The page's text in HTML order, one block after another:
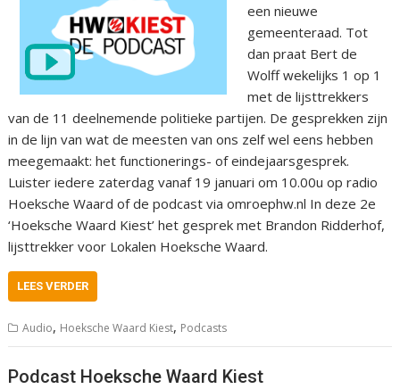
een nieuwe
gemeenteraad. Tot
dan praat Bert de
Wolff wekelijks 1 op 1
met de lijsttrekkers
van de 11 deelnemende politieke partijen. De gesprekken zijn
in de lijn van wat de meesten van ons zelf wel eens hebben
meegemaakt: het functionerings- of eindejaarsgesprek.
Luister iedere zaterdag vanaf 19 januari om 10.00u op radio
Hoeksche Waard of de podcast via omroephw.nl In deze 2e
‘Hoeksche Waard Kiest’ het gesprek met Brandon Ridderhof,
lijsttrekker voor Lokalen Hoeksche Waard.
LEES VERDER
Audio, Hoeksche Waard Kiest, Podcasts
Podcast Hoeksche Waard Kiest